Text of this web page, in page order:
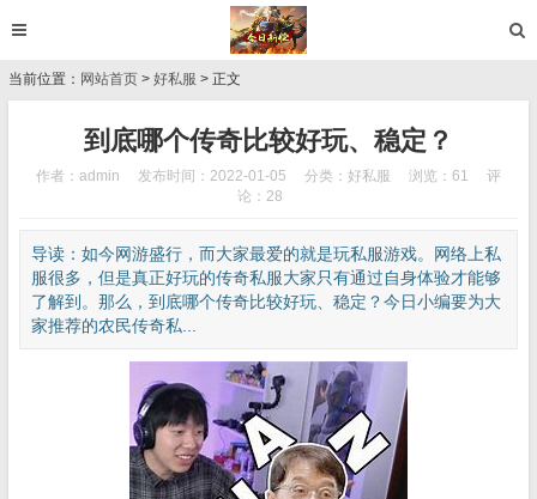
当前位置： 网站首页 > 好私服 > 正文
到底哪个传奇比较好玩、稳定？
作者：admin 发布时间：2022-01-05 分类： 好私服 浏览：61
评
论：28
导读：如今网游盛行，而大家最爱的就是玩私服游戏。网络上私
服很多，但是真正好玩的传奇私服大家只有通过自身体验才能够
了解到。那么，到底哪个传奇比较好玩、稳定？今日小编要为大
家推荐的农民传奇私...